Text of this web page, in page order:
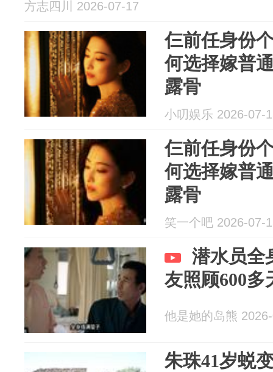
方志四川 2026-07-17
仨前任身份
何选择嫁普
露骨
小叨娱乐 2026-07-
仨前任身份
何选择嫁普
露骨
笑一个吧 2026-07-
潜水员全
友照顾600多
他是她的岛熊
朱珠41岁蜕